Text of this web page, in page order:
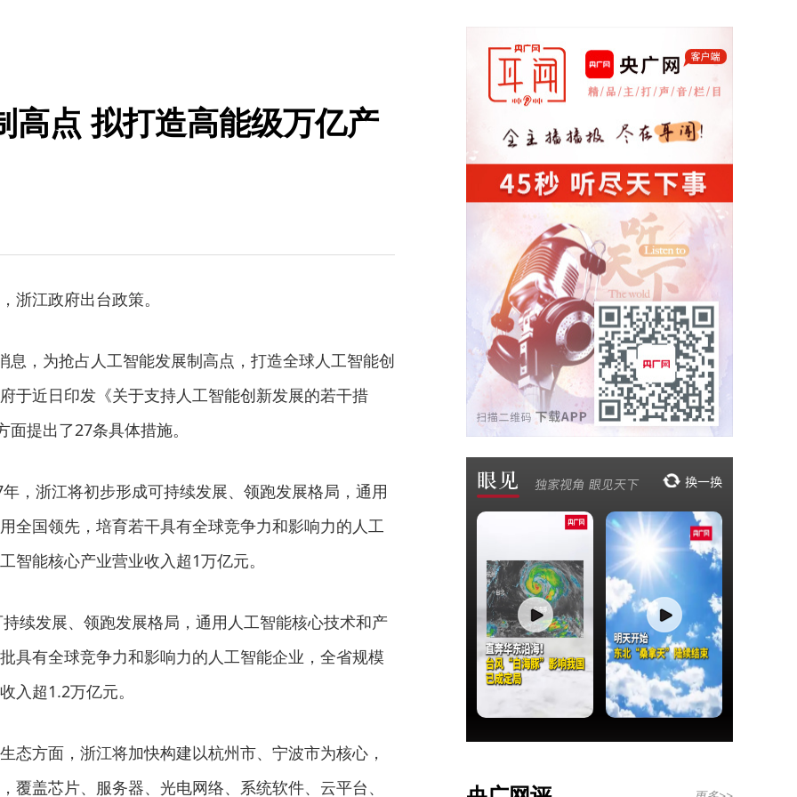
高点 拟打造高能级万亿产
江政府出台政策。
为抢占人工智能发展制高点，打造全球人工智能创
于近日印发《关于支持人工智能创新发展的若干措
面提出了27条具体措施。
浙江将初步形成可持续发展、领跑发展格局，通用
全国领先，培育若干具有全球竞争力和影响力的人工
智能核心产业营业收入超1万亿元。
发展、领跑发展格局，通用人工智能核心技术和产
具有全球竞争力和影响力的人工智能企业，全省规模
入超1.2万亿元。
方面，浙江将加快构建以杭州市、宁波市为核心，
覆盖芯片、服务器、光电网络、系统软件、云平台、